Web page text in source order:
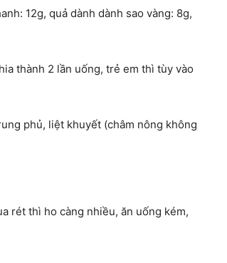
12g, quả dành dành sao vàng: 8g,
thành 2 lần uống, trẻ em thì tùy vào
phủ, liệt khuyết (châm nông không
rét thì ho càng nhiều, ăn uống kém,